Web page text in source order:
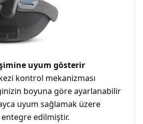
uyum gösterir
kontrol mekanizması
boyuna göre ayarlanabilir
uyum sağlamak üzere
edilmiştir.